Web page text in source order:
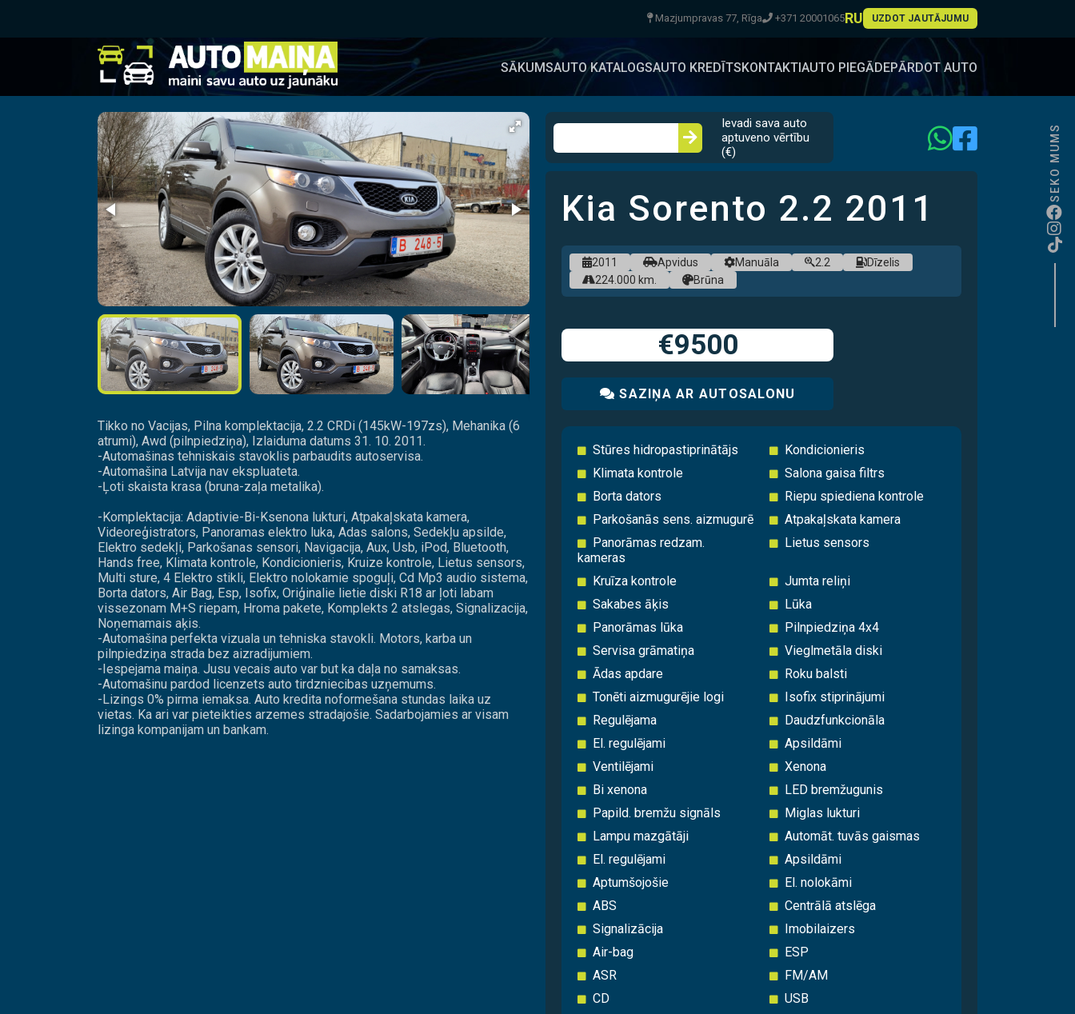
Mazjumpravas 77, Rīga +371 20001065RU UZDOT JAUTĀJUMU
SĀKUMSAUTO KATALOGSAUTO KREDĪTS KONTAKTI AUTO PIEGĀDEPĀRDOT AUTO
PIEEJAMS
FINANSĒJUMS
Tikko no Vacijas, Pilna komplektacija, 2.2 CRDi (145kW-197zs), Mehanika (6
atrumi), Awd (pilnpiedziņa), Izlaiduma datums 31. 10. 2011.
-Automašinas tehniskais stavoklis parbaudits autoservisa.
-Automašina Latvija nav ekspluateta.
-Ļoti skaista krasa (bruna-zaļa metalika).
-Komplektacija: Adaptivie-Bi-Ksenona lukturi, Atpakaļskata kamera,
Videoreģistrators, Panoramas elektro luka, Adas salons, Sedekļu apsilde,
Elektro sedekļi, Parkošanas sensori, Navigacija, Aux, Usb, iPod, Bluetooth,
Hands free, Klimata kontrole, Kondicionieris, Kruize kontrole, Lietus sensors,
Multi sture, 4 Elektro stikli, Elektro nolokamie spoguļi, Cd Mp3 audio sistema,
Borta dators, Air Bag, Esp, Isofix, Oriģinalie lietie diski R18 ar ļoti labam
vissezonam M+S riepam, Hroma pakete, Komplekts 2 atslegas, Signalizacija,
Noņemamais aķis.
-Automašina perfekta vizuala un tehniska stavokli. Motors, karba un
pilnpiedziņa strada bez aizradijumiem.
-Iespejama maiņa. Jusu vecais auto var but ka daļa no samaksas.
-Automašinu pardod licenzets auto tirdzniecibas uzņemums.
-Lizings 0% pirma iemaksa. Auto kredita noformešana stundas laika uz
vietas. Ka ari var pieteikties arzemes stradajošie. Sadarbojamies ar visam
lizinga kompanijam un bankam.
Ievadi sava auto
aptuveno vērtību
(€)
Kia Sorento 2.2 2011
2011 Apvidus Manuāla 2.2
Dīzelis
224.000 km.
Brūna
€9500
SAZIŅA AR AUTOSALONU
Stūres hidropastiprinātājs
Kondicionieris
Klimata kontrole
Salona gaisa filtrs
Borta dators
Riepu spiediena kontrole
Parkošanās sens. aizmugurē
Atpakaļskata kamera
Panorāmas redzam.
kameras
Lietus sensors
Kruīza kontrole
Jumta reliņi
Sakabes āķis
Lūka
Panorāmas lūka
Pilnpiedziņa 4x4
Servisa grāmatiņa
Vieglmetāla diski
Ādas apdare
Roku balsti
Tonēti aizmugurējie logi
Isofix stiprinājumi
Regulējama
Daudzfunkcionāla
El. regulējami
Apsildāmi
Ventilējami
Xenona
Bi xenona
LED bremžugunis
Papild. bremžu signāls
Miglas lukturi
Lampu mazgātāji
Automāt. tuvās gaismas
El. regulējami
Apsildāmi
Aptumšojošie
El. nolokāmi
ABS
Centrālā atslēga
Signalizācija
Imobilaizers
Air-bag
ESP
ASR
FM/AM
CD
USB
SEKO MUMS